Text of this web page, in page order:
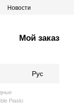
Новости
Мой заказ
Рус
Piaski